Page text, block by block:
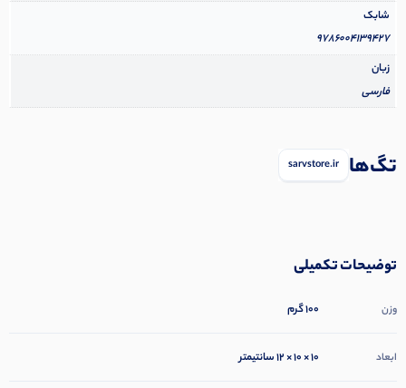
شابک
9786004139427
زبان
فارسی
تگ‌ها sarvstore.ir
توضیحات تکمیلی
وزن 100 گرم
ابعاد 10 × 10 × 12 سانتیمتر